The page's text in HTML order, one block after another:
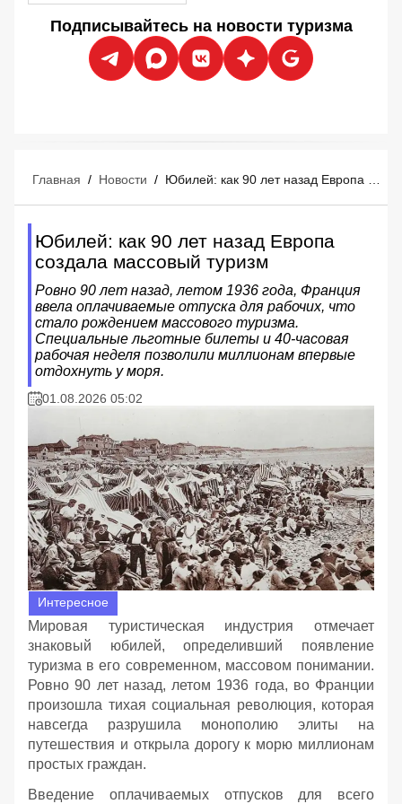
Подписывайтесь на новости туризма
Главная / Новости / Юбилей: как 90 лет назад Европа создала массовый туризм
Юбилей: как 90 лет назад Европа
создала массовый туризм
Ровно 90 лет назад, летом 1936 года, Франция
ввела оплачиваемые отпуска для рабочих, что
стало рождением массового туризма.
Специальные льготные билеты и 40-часовая
рабочая неделя позволили миллионам впервые
отдохнуть у моря.
01.08.2026 05:02
Интересное
Мировая туристическая индустрия отмечает
знаковый юбилей, определивший появление
туризма в его современном, массовом понимании.
Ровно 90 лет назад, летом 1936 года, во Франции
произошла тихая социальная революция, которая
навсегда разрушила монополию элиты на
путешествия и открыла дорогу к морю миллионам
простых граждан.
Введение оплачиваемых отпусков для всего